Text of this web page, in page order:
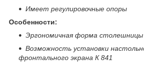
Имеет регулировочные опоры
Особенности:
Эргономичная форма столешницы
Возможность установки
фронтального экрана К 841